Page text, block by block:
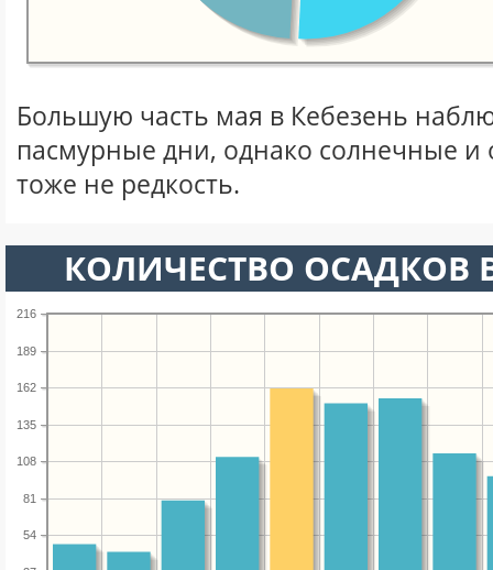
Большую часть мая в Кебезень
пасмурные дни, однако солнечные
тоже не редкость.
КОЛИЧЕСТВО ОСАДКОВ
54
81
108
135
162
189
216